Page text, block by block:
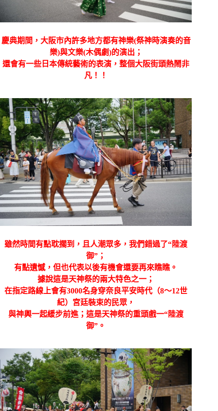
慶典期間，大阪市內許多地方都有神樂(祭神時演奏的音
樂)與文樂(木偶劇)的演出；
還會有一些日本傳統藝術的表演，整個大阪街頭熱鬧非
凡！！
雖然時間有點耽擱到，且人潮眾多，我們錯過了“陸渡
御”；
有點遺憾，但也代表以後有機會還要再來瞧瞧。
據說這是天神祭的兩大特色之一；
在指定路線上會有3000名身穿奈良平安時代（8〜12世
紀）宮廷裝束的民眾，
與神輿一起緩步前進；這是天神祭的重頭戲一“陸渡
御”。